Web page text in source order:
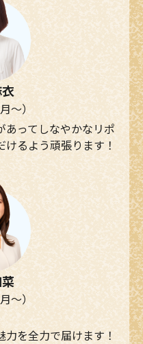
～）
ってしなやかなリポ
るよう頑張ります！
～）
を全力で届けます！